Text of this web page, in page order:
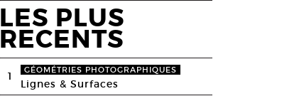
LES PLUS
RECENTS
1 GÉOMÉTRIES PHOTOGRAPHIQUES
Lignes & Surfaces